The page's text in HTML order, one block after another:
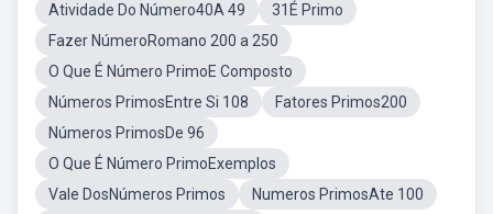
Atividade Do Número40A 49
31É Primo
Fazer NúmeroRomano 200 a 250
O Que É Número PrimoE Composto
Números PrimosEntre Si 108
Fatores Primos200
Números PrimosDe 96
O Que É Número PrimoExemplos
Vale DosNúmeros Primos
Numeros PrimosAte 100